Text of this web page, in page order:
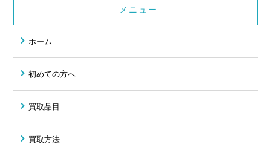
メニュー
ホーム
初めての方へ
買取品目
買取方法